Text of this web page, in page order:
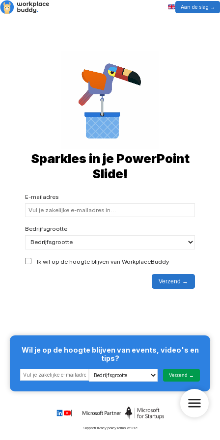
Aan de slag
Sparkles in je PowerPoint
Slide!
E-mailadres
Bedrijfsgrootte
Ik wil op de hoogte blijven van WorkplaceBuddy
Verzend
Wil je op de hoogte blijven van events, video's en
tips?
Verzend
SupportPrivacy policyTerms of use